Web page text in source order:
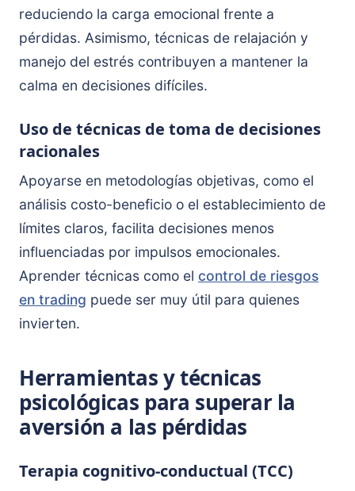
reduciendo la carga emocional frente a
pérdidas. Asimismo, técnicas de relajación y
manejo del estrés contribuyen a mantener la
calma en decisiones difíciles.
Uso de técnicas de toma de decisiones
racionales
Apoyarse en metodologías objetivas, como el
análisis costo-beneficio o el establecimiento de
límites claros, facilita decisiones menos
influenciadas por impulsos emocionales.
Aprender técnicas como el control de riesgos
en trading puede ser muy útil para quienes
invierten.
Herramientas y técnicas
psicológicas para superar la
aversión a las pérdidas
Terapia cognitivo-conductual (TCC)